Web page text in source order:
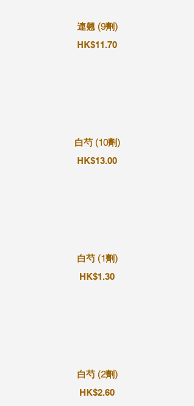
連翹 (9劑)
HK$11.70
白芍 (10劑)
HK$13.00
白芍 (1劑)
HK$1.30
白芍 (2劑)
HK$2.60